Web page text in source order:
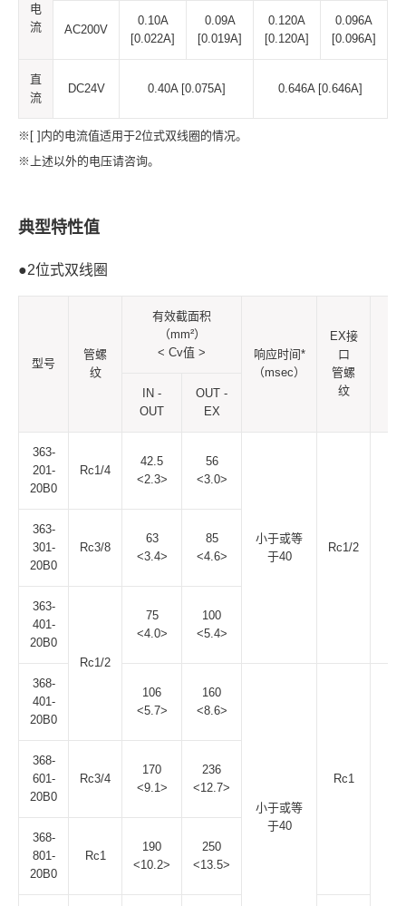
电
流
AC200V
0.10A
[0.022A]
0.09A
[0.019A]
0.120A
[0.120A]
0.096A
[0.096A]
直
流
DC24V 0.40A [0.075A] 0.646A [0.646A]
※[ ]内的电流值适用于2位式双线圈的情况。
※上述以外的电压请咨询。
典型特性值
●2位式双线圈
型号
管螺
纹
有效截面积
（mm²）
< Cv值 >
响应时间*
（msec）
EX接
口
管螺
纹
IN -
OUT
OUT -
EX
363-
201-
20B0
Rc1/4
42.5
<2.3>
56
<3.0>
小于或等
于40
Rc1/2
363-
301-
20B0
Rc3/8
63
<3.4>
85
<4.6>
363-
401-
20B0
Rc1/2
75
<4.0>
100
<5.4>
368-
401-
20B0
106
<5.7>
160
<8.6>
小于或等
于40
Rc1
368-
601-
20B0
Rc3/4
170
<9.1>
236
<12.7>
368-
801-
20B0
Rc1
190
<10.2>
250
<13.5>